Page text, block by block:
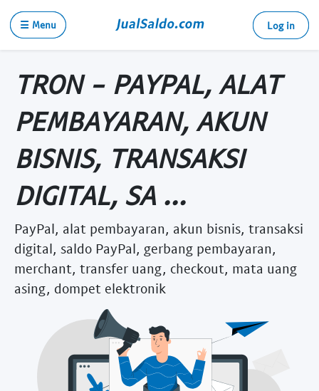
☰ Menu Log in
TRON - PAYPAL, ALAT
PEMBAYARAN, AKUN
BISNIS, TRANSAKSI
DIGITAL, SA ...
PayPal, alat pembayaran, akun bisnis, transaksi
digital, saldo PayPal, gerbang pembayaran,
merchant, transfer uang, checkout, mata uang
asing, dompet elektronik